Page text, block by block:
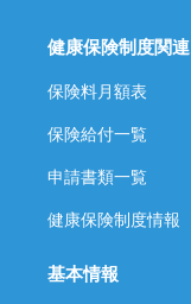
健康保険制度関連
保険料月額表
保険給付一覧
申請書類一覧
健康保険制度情報
基本情報